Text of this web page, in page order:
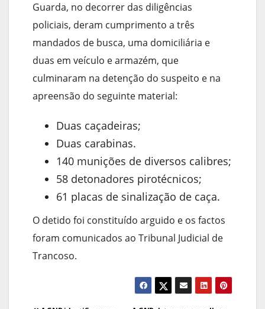
Guarda, no decorrer das diligências
policiais, deram cumprimento a três
mandados de busca, uma domiciliária e
duas em veículo e armazém, que
culminaram na detenção do suspeito e na
apreensão do seguinte material:
Duas caçadeiras;
Duas carabinas.
140 munições de diversos calibres;
58 detonadores pirotécnicos;
61 placas de sinalização de caça.
O detido foi constituído arguido e os factos
foram comunicados ao Tribunal Judicial de
Trancoso.